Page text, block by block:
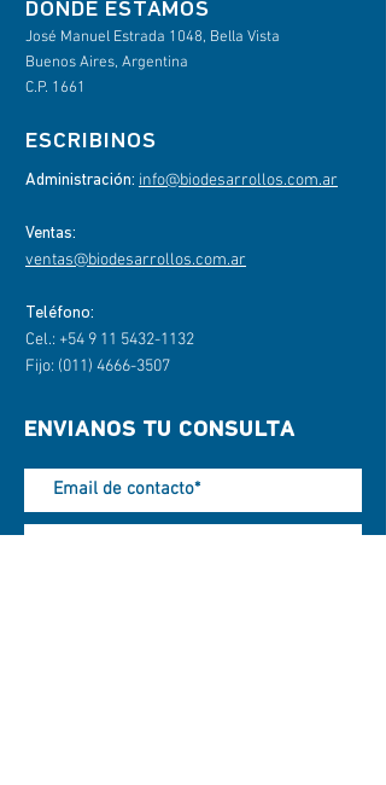
​DÓNDE ESTAMOS
José Manuel Estrada 1048, Bella Vista
Buenos Aires, Argentina
C.P. 1661
ESCRIBINOS
Administración: info@biodesarrollos.com.ar
Ventas:
ventas@biodesarrollos.com.ar
Teléfono:
Cel.: +54 9 11 5432-1132
Fijo: (011) 4666-3507
ENVIANOS TU CONSULTA